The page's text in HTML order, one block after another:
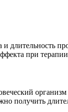
длительность
при
получить